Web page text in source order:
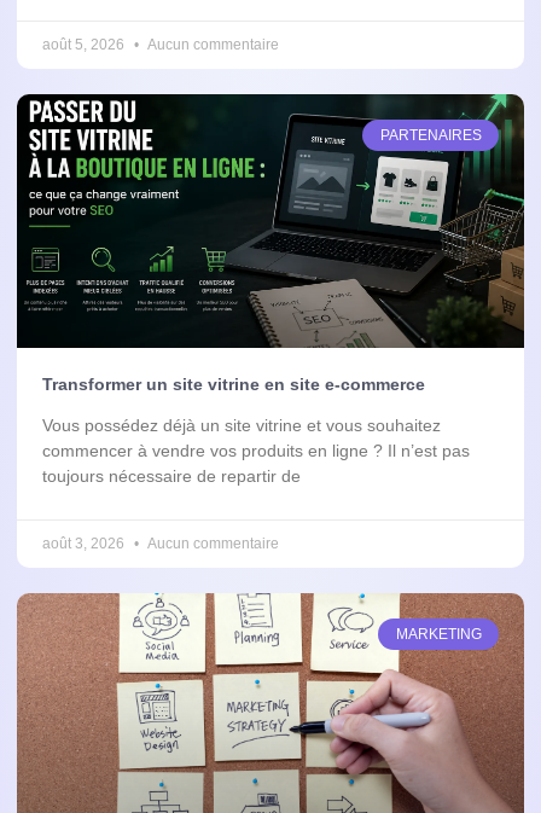
août 5, 2026 Aucun commentaire
PARTENAIRES
Transformer un site vitrine en site e-commerce
Vous possédez déjà un site vitrine et vous souhaitez
commencer à vendre vos produits en ligne ? Il n’est pas
toujours nécessaire de repartir de
août 3, 2026 Aucun commentaire
MARKETING